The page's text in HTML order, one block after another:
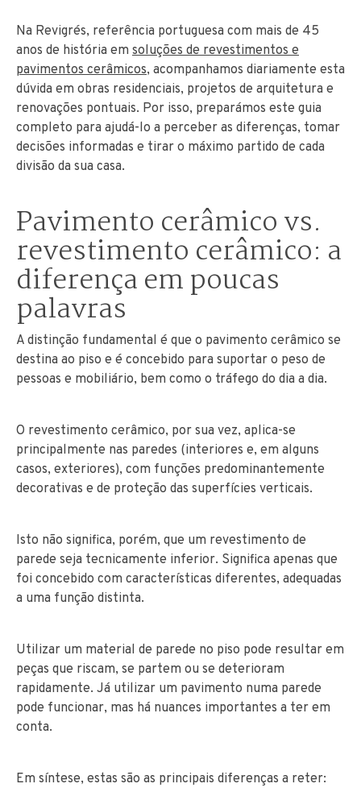
Na Revigrés, referência portuguesa com mais de 45
anos de história em soluções de revestimentos e
pavimentos cerâmicos, acompanhamos diariamente esta
dúvida em obras residenciais, projetos de arquitetura e
renovações pontuais. Por isso, preparámos este guia
completo para ajudá-lo a perceber as diferenças, tomar
decisões informadas e tirar o máximo partido de cada
divisão da sua casa.
Pavimento cerâmico vs.
revestimento cerâmico: a
diferença em poucas
palavras
A distinção fundamental é que o pavimento cerâmico se
destina ao piso e é concebido para suportar o peso de
pessoas e mobiliário, bem como o tráfego do dia a dia.
O revestimento cerâmico, por sua vez, aplica-se
principalmente nas paredes (interiores e, em alguns
casos, exteriores), com funções predominantemente
decorativas e de proteção das superfícies verticais.
Isto não significa, porém, que um revestimento de
parede seja tecnicamente inferior. Significa apenas que
foi concebido com características diferentes, adequadas
a uma função distinta.
Utilizar um material de parede no piso pode resultar em
peças que riscam, se partem ou se deterioram
rapidamente. Já utilizar um pavimento numa parede
pode funcionar, mas há nuances importantes a ter em
conta.
Em síntese, estas são as principais diferenças a reter: